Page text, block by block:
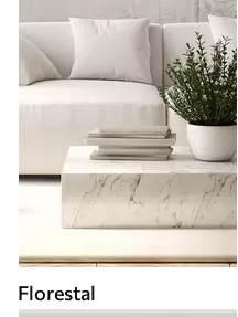
Florestal